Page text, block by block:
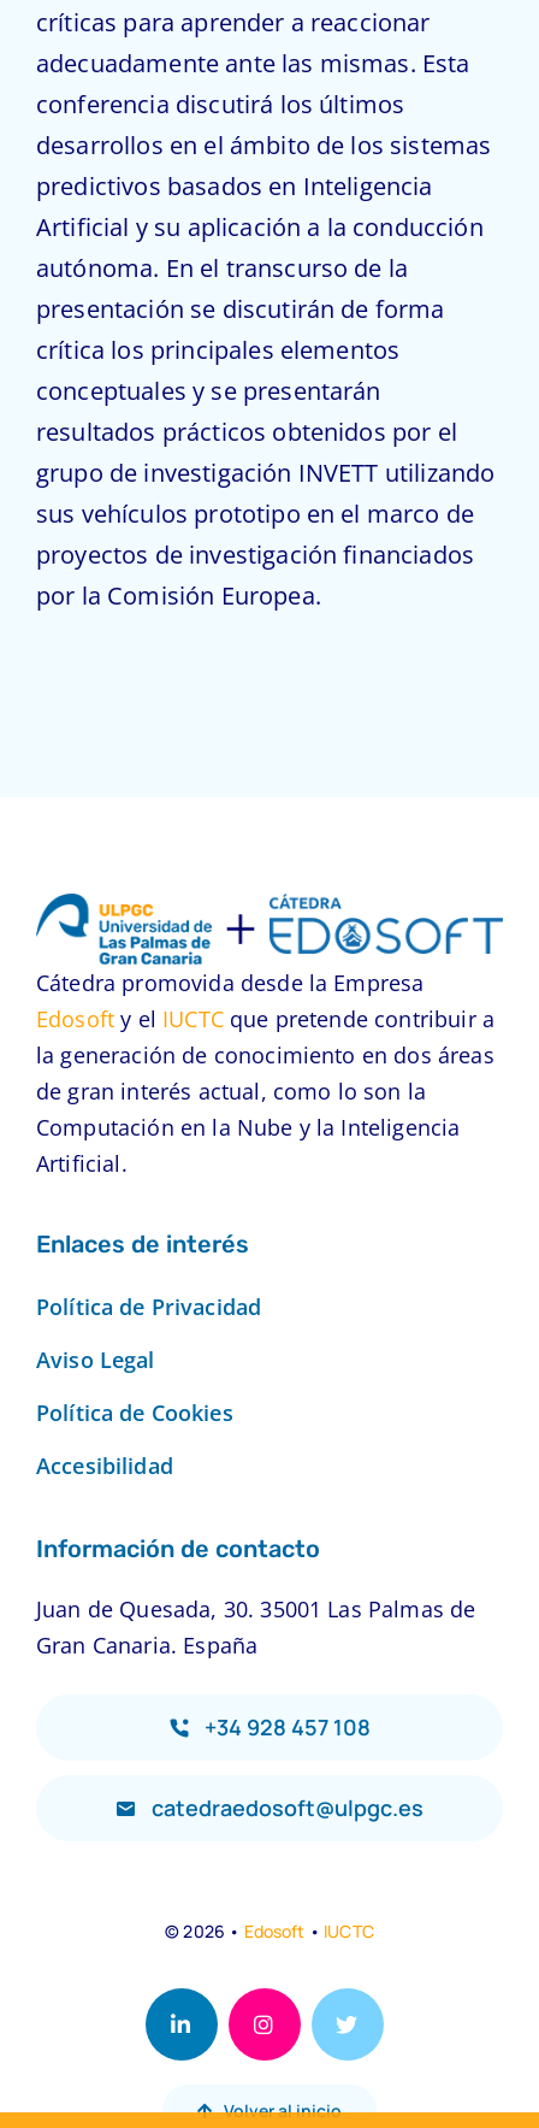
críticas para aprender a reaccionar
adecuadamente ante las mismas. Esta
conferencia discutirá los últimos
desarrollos en el ámbito de los sistemas
predictivos basados en Inteligencia
Artificial y su aplicación a la conducción
autónoma. En el transcurso de la
presentación se discutirán de forma
crítica los principales elementos
conceptuales y se presentarán
resultados prácticos obtenidos por el
grupo de investigación INVETT utilizando
sus vehículos prototipo en el marco de
proyectos de investigación financiados
por la Comisión Europea.
Cátedra promovida desde la Empresa
Edosoft y el IUCTCque pretende contribuir a
la generación de conocimiento en dos áreas
de gran interés actual, como lo son la
Computación en la Nube y la Inteligencia
Artificial.
Enlaces de interés
Política de Privacidad
Aviso Legal
Política de Cookies
Accesibilidad
Información de contacto
Juan de Quesada, 30. 35001 Las Palmas de
Gran Canaria. España
+34 928 457 108
catedraedosoft@ulpgc.es
© 2026 • Edosoft • IUCTC
Volver al inicio